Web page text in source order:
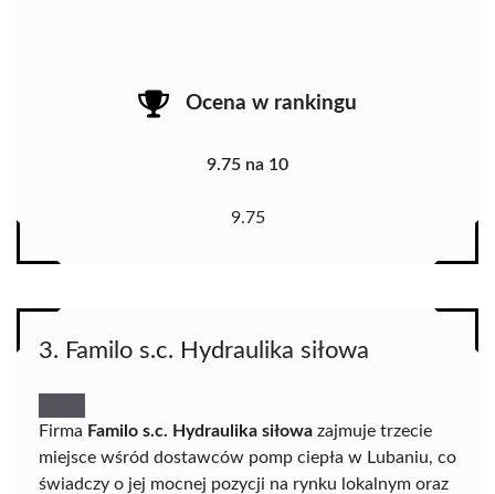
Ocena w rankingu
9.75 na 10
9.75
3. Familo s.c. Hydraulika siłowa
Firma Familo s.c. Hydraulika siłowa zajmuje trzecie
miejsce wśród dostawców pomp ciepła w Lubaniu, co
świadczy o jej mocnej pozycji na rynku lokalnym oraz